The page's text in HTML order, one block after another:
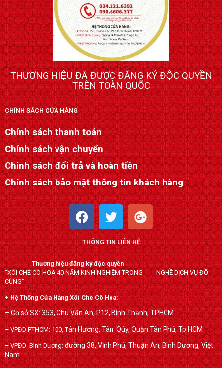
THƯƠNG HIỆU ĐÃ ĐƯỢC ĐĂNG KÝ ĐỘC QUYỀN
TRÊN TOÀN QUỐC
CHÍNH SÁCH CỬA HÀNG
Chính sách thanh toán
Chính sách vận chuyển
Chính sách đổi trả và hoàn tiền
Chính sách bảo mật thông tin khách hàng
F
a
c
e
b
o
o
k
T
w
i
t
t
e
r
G
o
o
g
l
e
-
p
l
u
s
THÔNG TIN LIÊN HỆ
Thương hiệu đăng ký độc quyền
“XÔI CHÈ CÔ HOA 40 NĂM KINH NGHIỆM TRONG NGHỀ DỊCH VỤ ĐỒ
CÚNG”
+ Hệ Thống Cửa Hàng Xôi Chè Cô Hoa:
– Cơ sở SX: 353, Chu Văn An, P12, Bình Thạnh, TPHCM
– VPĐD PTHCM: 100, Tân Hương, Tân Qúy,Quận Tân Phú, Tp.HCM
– VPĐD Bình Dương:đường 38, Vĩnh Phú, Thuận An, Bình Dương, Việt
Nam